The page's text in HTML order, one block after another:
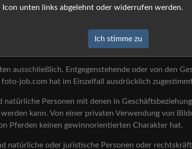
und zukünftigen Geschäftsbeziehungen
abgeändert oder ausgeschlossen werden.
ausschließlich. Entgegenstehende oder von den
job.com hat im Einzelfall ausdrücklich
natürliche Personen mit denen in
kann. Von einer privaten Verwendung von
Pferden keinen gewinnorientierten Charakter hat.
natürliche oder juristische Personen oder
Icon unten links abgelehnt oder widerrufen werden.
Ich stimme zu